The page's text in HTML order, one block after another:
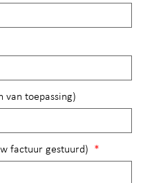
van toepassing)
factuur gestuurd) *